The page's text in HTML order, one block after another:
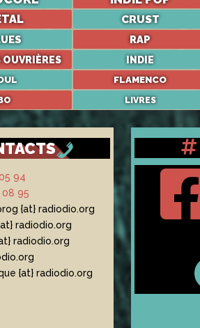
CRUST
RAP
OUVRIÈRES INDIE
FLAMENCO
LIVRES
94
95
{at} radiodio.org
radiodio.org
radiodio.org
{at} radiodio.org